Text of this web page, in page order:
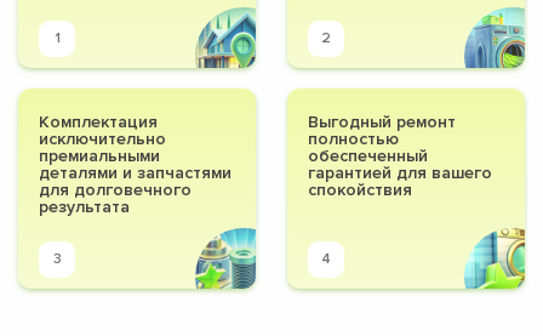
1 2
Комплектация
исключительно
премиальными
деталями и запчастями
для долговечного
результата
3
Выгодный ремонт
полностью
обеспеченный
гарантией для вашего
спокойствия
4